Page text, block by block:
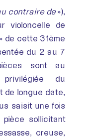
contraire de»),
violoncelle de
de cette 31ème
du 2 au 7
sont au
privilégiée du
de longue date,
saisit une fois
sollicitant
creuse,